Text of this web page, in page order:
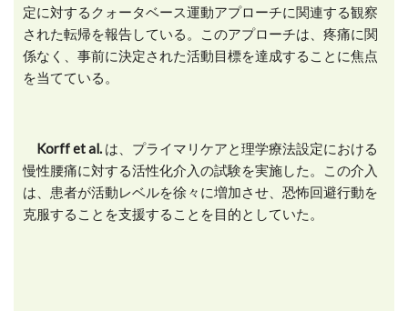
定に対するクォータベース運動アプローチに関連する観察
された転帰を報告している。このアプローチは、疼痛に関
係なく、事前に決定された活動目標を達成することに焦点
を当てている。
Korff et al. は、プライマリケアと理学療法設定における
慢性腰痛に対する活性化介入の試験を実施した。この介入
は、患者が活動レベルを徐々に増加させ、恐怖回避行動を
克服することを支援することを目的としていた。